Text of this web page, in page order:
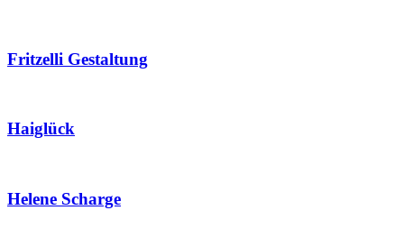
Fritzelli Gestaltung
Haiglück
Helene Scharge